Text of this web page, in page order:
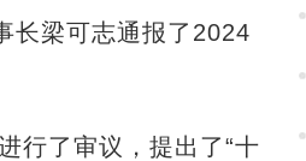
长梁可志通报了2024
了审议，提出了“十